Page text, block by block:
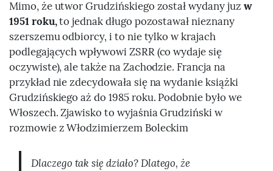
Mimo, że utwor Grudzińskiego został wydany juz w
1951 roku,to jednak długo pozostawał nieznany
szerszemu odbiorcy, i to nie tylko w krajach
podlegających wpływowi ZSRR (co wydaje się
oczywiste), ale także na Zachodzie. Francja na
przykład nie zdecydowała się na wydanie książki
Grudzińskiego aż do 1985 roku. Podobnie było we
Włoszech. Zjawisko to wyjaśnia Grudziński w
rozmowie z Włodzimierzem Boleckim
Dlaczego tak się działo? Dlatego, że